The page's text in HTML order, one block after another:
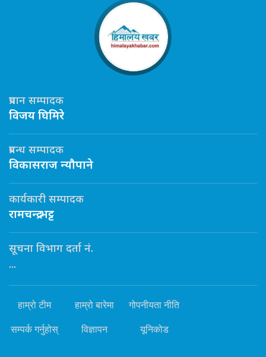
प्रधान सम्पादक
विजय घिमिरे
प्रबन्ध सम्पादक
विकासराज न्यौपाने
कार्यकारी सम्पादक
रामचन्द्र भट्ट
सूचना विभाग दर्ता नं.
...
हाम्रो टीम हाम्रो बारेमा गोपनीयता नीति
सम्पर्क गर्नुहोस् विज्ञापन यूनिकोड